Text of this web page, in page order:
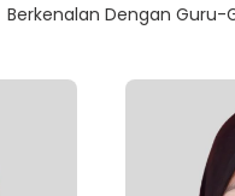
Berkenalan Dengan Guru-